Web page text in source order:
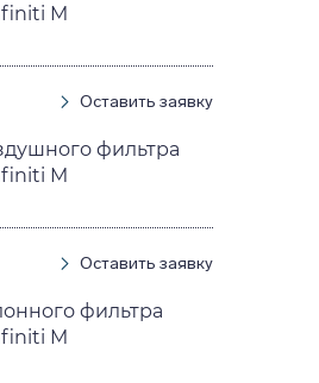
M
Оставить заявку
фильтра
M
Оставить заявку
фильтра
M